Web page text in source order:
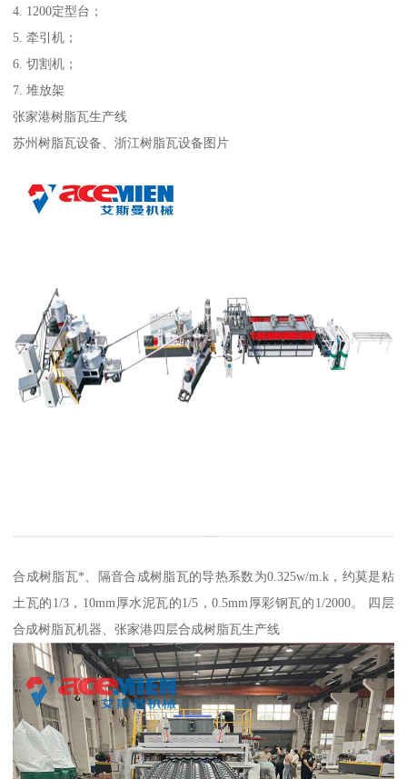
4. 1200定型台；
5. 牵引机；
6. 切割机；
7. 堆放架​
张家港树脂瓦生产线
苏州树脂瓦设备、浙江树脂瓦设备图片
合成树脂瓦*、隔音合成树脂瓦的导热系数为0.325w/m.k，约莫是粘
土瓦的1/3，10mm厚水泥瓦的1/5，0.5mm厚彩钢瓦的1/2000。 四层
合成树脂瓦机器、张家港四层合成树脂瓦生产线